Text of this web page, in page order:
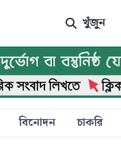
খুঁজুন
বিনোদন চাকরি